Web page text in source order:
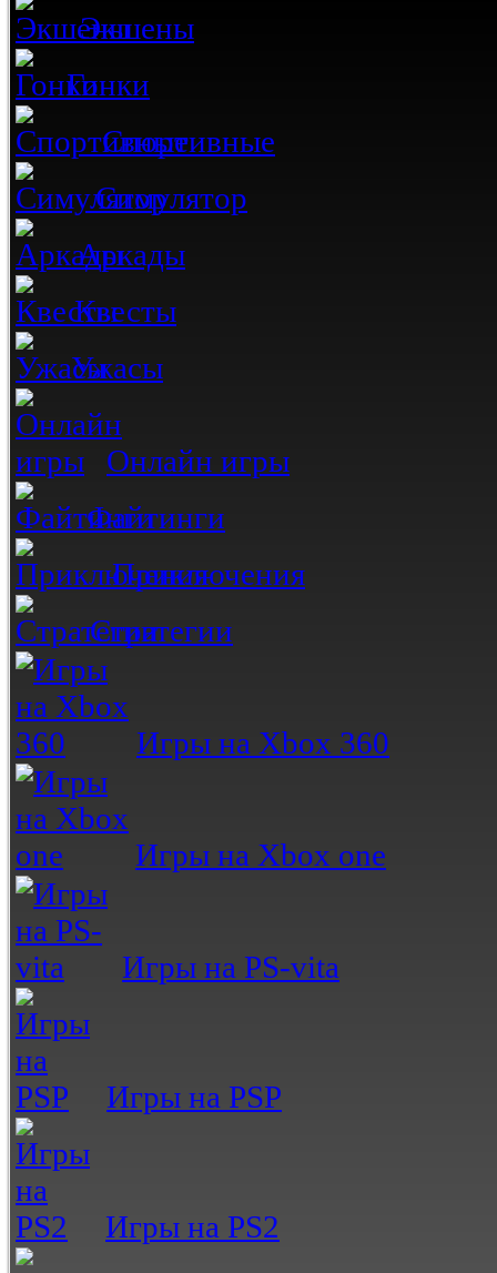
Экшены
Гонки
Спортивные
Симулятор
Аркады
Квесты
Ужасы
Онлайн игры
Файтинги
Приключения
Стратегии
Игры на Xbox 360
Игры на Xbox one
Игры на PS-vita
Игры на PSP
Игры на PS2